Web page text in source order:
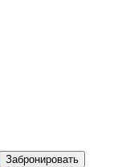
Забронировать